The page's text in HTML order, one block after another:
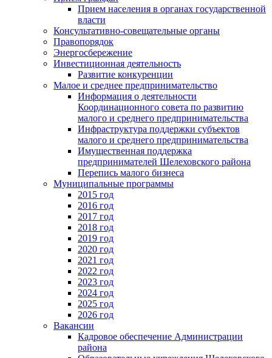
Прием населения в органах государственной
власти
Консультативно-совещательные органы
Правопорядок
Энергосбережение
Инвестиционная деятельность
Развитие конкуренции
Малое и среднее предпринимательство
Информация о деятельности
Координационного совета по развитию
малого и среднего предпринимательства
Инфраструктура поддержки субъектов
малого и среднего предпринимательства
Имущественная поддержка
предпринимателей Шелеховского района
Перепись малого бизнеса
Муниципальные программы
2015 год
2016 год
2017 год
2018 год
2019 год
2020 год
2021 год
2022 год
2023 год
2024 год
2025 год
2026 год
Вакансии
Кадровое обеспечение Администрации
района